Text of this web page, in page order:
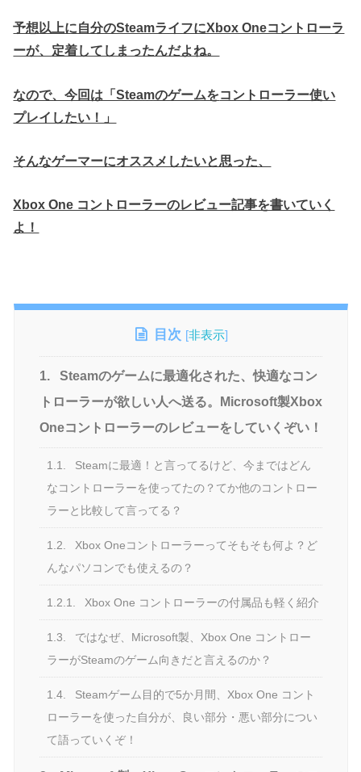
予想以上に自分のSteamライフにXbox Oneコントローラ
ーが、 定着してしまったんだよね。
なので、今回は「Steamのゲームをコントローラー使い
プレイしたい！」
そんなゲーマーにオススメしたいと思った、
Xbox One コントローラーのレビュー記事を書いていく
よ！
目次 [非表示]
1.
Steamのゲームに最適化された、快適なコン
トローラーが欲しい人へ送る。Microsoft製Xbox
Oneコントローラーのレビューをしていくぞい！
1.1.
Steamに最適！と言ってるけど、今まではどん
なコントローラーを使ってたの？てか他のコントロー
ラーと比較して言ってる？
1.2.
Xbox Oneコントローラーってそもそも何よ？ど
んなパソコンでも使えるの？
1.2.1. Xbox One コントローラーの付属品も軽く紹介
1.3.
ではなぜ、Microsoft製、Xbox One コントロー
ラーがSteamのゲーム向きだと言えるのか？
1.4.
Steamゲーム目的で5か月間、Xbox One コント
ローラーを使った自分が、良い部分・悪い部分につい
て語っていくぞ！